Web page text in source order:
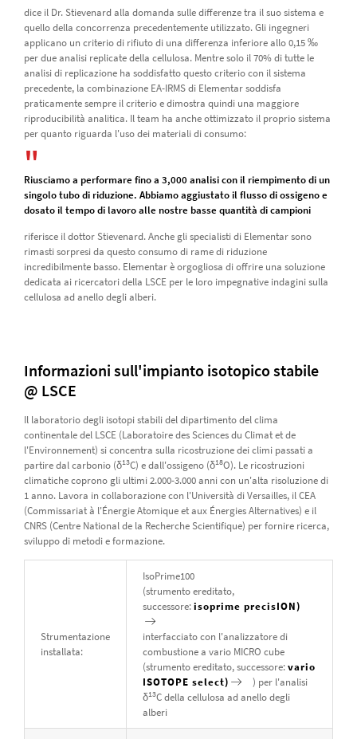
dice il Dr. Stievenard alla domanda sulle differenze tra il suo sistema e
quello della concorrenza precedentemente utilizzato. Gli ingegneri
applicano un criterio di rifiuto di una differenza inferiore allo 0,15 ‰
per due analisi replicate della cellulosa. Mentre solo il 70% di tutte le
analisi di replicazione ha soddisfatto questo criterio con il sistema
precedente, la combinazione EA-IRMS di Elementar soddisfa
praticamente sempre il criterio e dimostra quindi una maggiore
riproducibilità analitica. Il team ha anche ottimizzato il proprio sistema
per quanto riguarda l'uso dei materiali di consumo:
Riusciamo a performare fino a 3,000 analisi con il riempimento di un
singolo tubo di riduzione. Abbiamo aggiustato il flusso di ossigeno e
dosato il tempo di lavoro alle nostre basse quantità di campioni
riferisce il dottor Stievenard. Anche gli specialisti di Elementar sono
rimasti sorpresi da questo consumo di rame di riduzione
incredibilmente basso. Elementar è orgogliosa di offrire una soluzione
dedicata ai ricercatori della LSCE per le loro impegnative indagini sulla
cellulosa ad anello degli alberi.
Informazioni sull'impianto isotopico stabile
@ LSCE
Il laboratorio degli isotopi stabili del dipartimento del clima
continentale del LSCE (Laboratoire des Sciences du Climat et de
l'Environnement) si concentra sulla ricostruzione dei climi passati a
partire dal carbonio (δ13C) e dall'ossigeno (δ18O). Le ricostruzioni
climatiche coprono gli ultimi 2.000-3.000 anni con un'alta risoluzione di
1 anno. Lavora in collaborazione con l'Università di Versailles, il CEA
(Commissariat à l'Énergie Atomique et aux Énergies Alternatives) e il
CNRS (Centre National de la Recherche Scientifique) per fornire ricerca,
sviluppo di metodi e formazione.
Strumentazione
installata:
IsoPrime100
(strumento ereditato,
successore:isoprime precisION)
interfacciato con l'analizzatore di
combustione a vario MICRO cube
(strumento ereditato, successore:vario
ISOTOPE select)
) per l'analisi
δ13C della cellulosa ad anello degli
alberi